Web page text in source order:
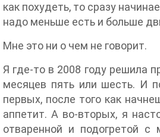
как похудеть, то сразу
надо меньше есть и больше
Мне это ни о чем не говорит.
Я где-то в 2008 году решила
месяцев пять или шесть. И
первых, после того как
аппетит. А во-вторых, я
отваренной и подогретой